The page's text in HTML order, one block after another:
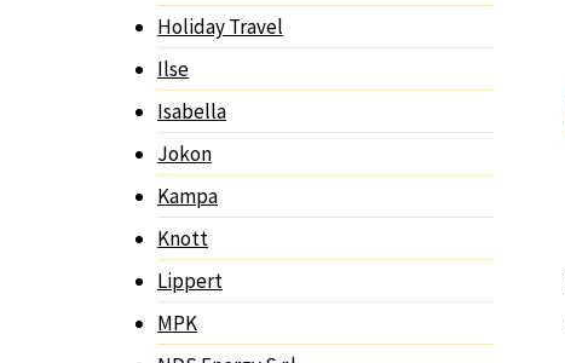
Holiday Travel
Ilse
Isabella
Jokon
Kampa
Knott
Lippert
MPK